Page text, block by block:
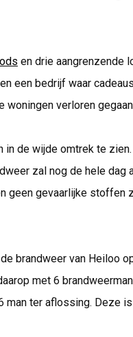
en drie aangrenzende
een bedrijf waar
verloren
in de wijde omtrek te
zal nog de hele dag
geen gevaarlijke stoffen
brandweer van Heiloo
met 6
man ter aflossing. Deze